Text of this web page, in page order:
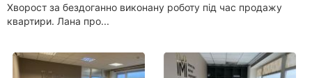
Хворост за бездоганно виконану роботу під час продажу
квартири. Лана про...